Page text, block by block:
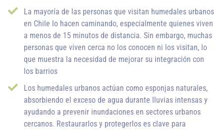
La mayoría de las personas que visitan humedales urbanos
en Chile lo hacen caminando, especialmente quienes viven
a menos de 15 minutos de distancia. Sin embargo, muchas
personas que viven cerca no los conocen ni los visitan, lo
que muestra la necesidad de mejorar su integración con
los barrios
Los humedales urbanos actúan como esponjas naturales,
absorbiendo el exceso de agua durante lluvias intensas y
ayudando a prevenir inundaciones en sectores urbanos
cercanos. Restaurarlos y protegerlos es clave para